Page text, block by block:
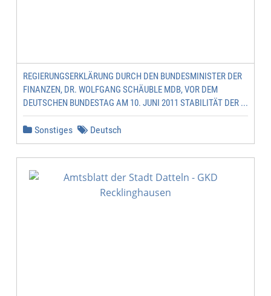
REGIERUNGSERKLÄRUNG DURCH DEN BUNDESMINISTER DER
FINANZEN, DR. WOLFGANG SCHÄUBLE MDB, VOR DEM
DEUTSCHEN BUNDESTAG AM 10. JUNI 2011 STABILITÄT DER ...
Sonstiges Deutsch